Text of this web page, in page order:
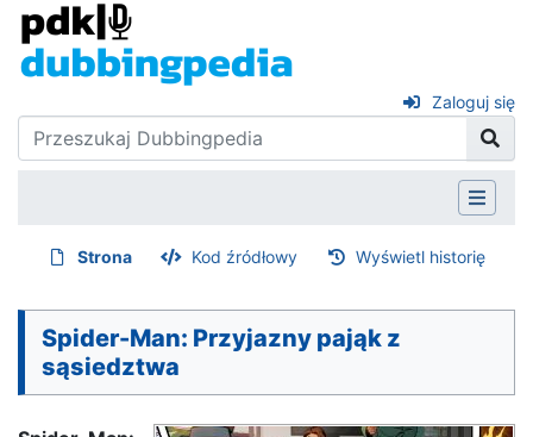
Zaloguj się
Strona Kod źródłowy Wyświetl historię
Spider-Man: Przyjazny pająk z
sąsiedztwa